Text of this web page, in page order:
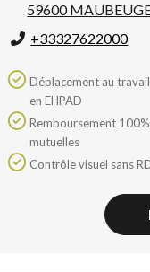
59600
+33327622000
en EHPAD
mutuelles
Contrôle visuel sans